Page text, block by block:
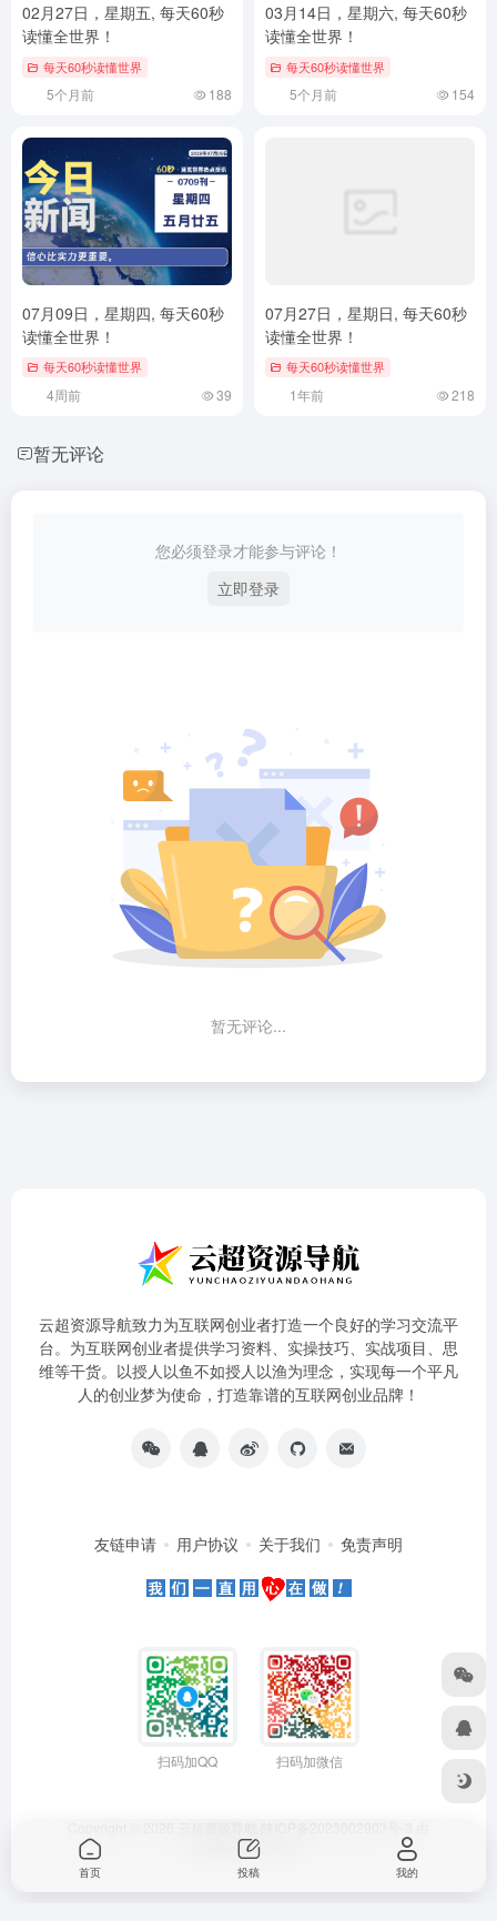
02月27日，星期五, 每天60秒
读懂全世界！
每天60秒读懂世界
5个月前 188
03月14日，星期六, 每天60秒
读懂全世界！
每天60秒读懂世界
5个月前 154
07月09日，星期四, 每天60秒
读懂全世界！
每天60秒读懂世界
4周前 39
07月27日，星期日, 每天60秒
读懂全世界！
每天60秒读懂世界
1年前 218
暂无评论
您必须登录才能参与评论！
立即登录
暂无评论...
云超资源导航致力为互联网创业者打造一个良好的学习交流平
台。为互联网创业者提供学习资料、实操技巧、实战项目、思
维等干货。以授人以鱼不如授人以渔为理念，实现每一个平凡
人的创业梦为使命，打造靠谱的互联网创业品牌！
友链申请 用户协议 关于我们 免责声明
扫码加QQ 扫码加微信
OneNav强力驱动
首页 投稿 我的